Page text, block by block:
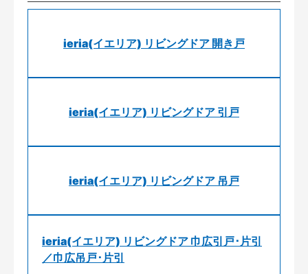
ieria(イエリア) リビングドア 開き戸
ieria(イエリア) リビングドア 引戸
ieria(イエリア) リビングドア 吊戸
ieria(イエリア) リビングドア 巾広引戸･片引
／巾広吊戸･片引